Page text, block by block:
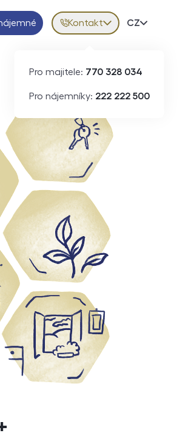
Kontakt
Pro majitele: 770 328 034
Pro nájemníky: 222 222 500
Volba
CZ